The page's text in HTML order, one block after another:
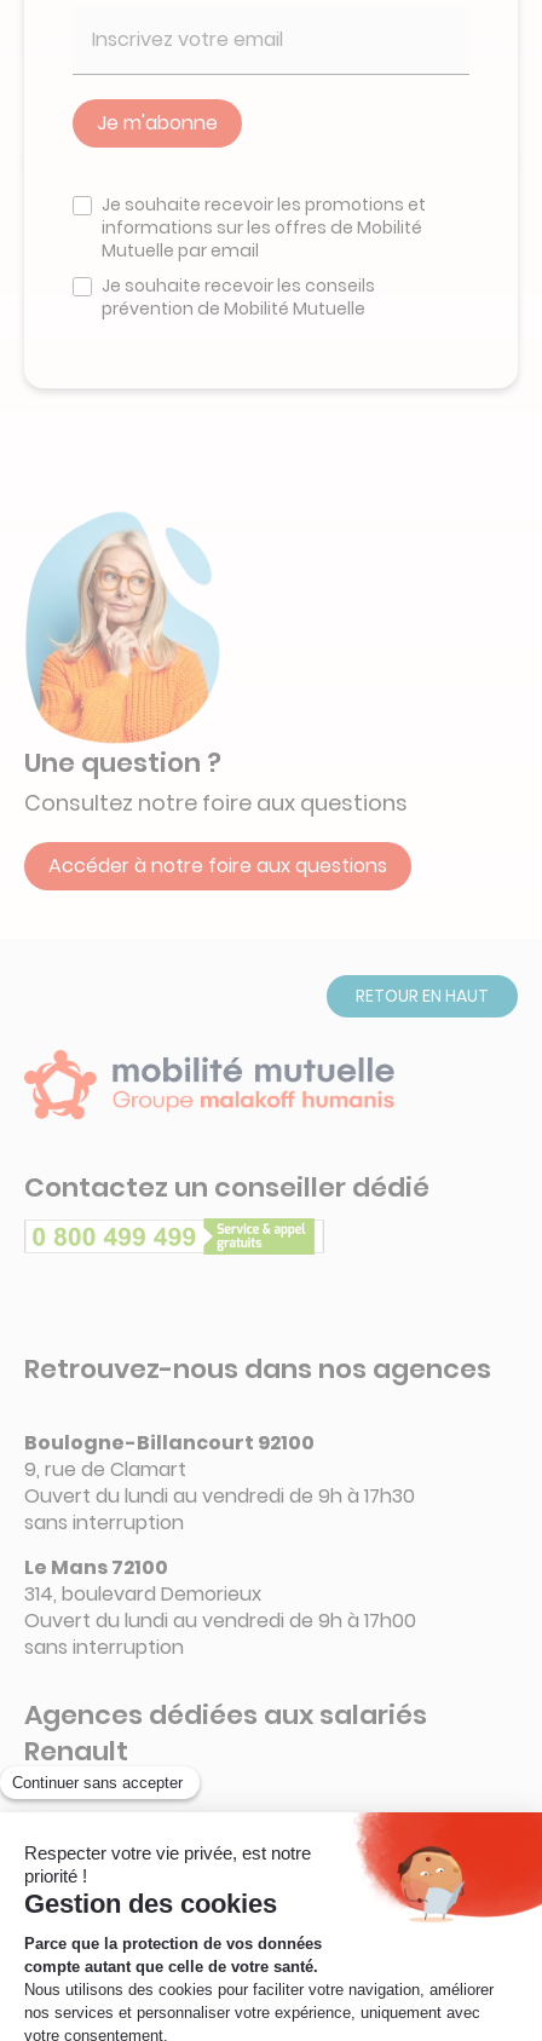
pas
remplir
champ
Je souhaite recevoir les promotions et
informations sur les offres de Mobilité
Mutuelle par email
Je souhaite recevoir les conseils
prévention de Mobilité Mutuelle
Une question ?
Consultez notre foire aux questions
Accéder à notre foire aux questions
Contactez un conseiller dédié
Retrouvez-nous dans nos agences
Boulogne-Billancourt 92100
9, rue de Clamart
Ouvert du lundi au vendredi de 9h à 17h30
sans interruption
Le Mans 72100
314, boulevard Demorieux
Ouvert du lundi au vendredi de 9h à 17h00
sans interruption
Agences dédiées aux salariés
Renault
La Ruche – Connecteur 6 A
Ouvert de 8h à 16h15
sans interruption
RETOUR EN HAUT
© Mobilité Mutuelle – 2026